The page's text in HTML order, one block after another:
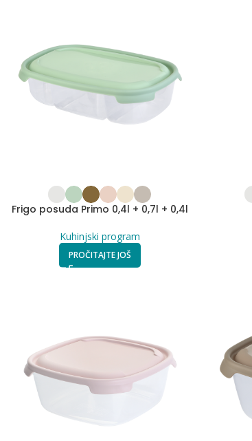
Frigo posuda Primo 0,4l + 0,7l + 0,4l
Kuhinjski program
PROČITAJTE JOŠ